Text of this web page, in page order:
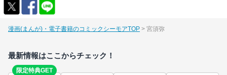
漫画(まんが)・電子書籍のコミックシーモアTOP 宮須弥
最新情報はここからチェック！
限定特典GET